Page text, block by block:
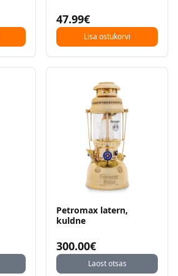
47.99€
Lisa ostukorvi
Petromax latern,
kuldne
300.00€
Laost otsas